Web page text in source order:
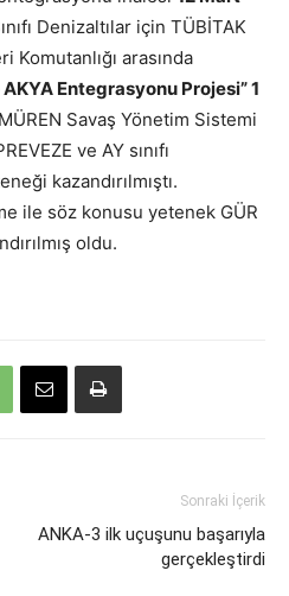
Denizaltılar için TÜBİTAK
Komutanlığı arasında
Entegrasyonu Projesi” 1
Savaş Yönetim Sistemi
ve AY sınıfı
kazandırılmıştı.
ile söz konusu yetenek GÜR
oldu.
Sonraki İçerik
ANKA-3 ilk uçuşunu başarıyla
gerçekleştirdi